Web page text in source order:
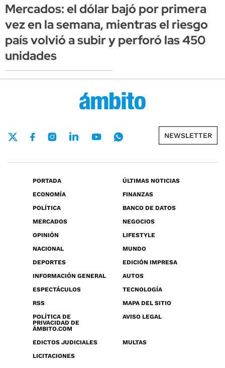
Mercados: el dólar bajó por primera
vez en la semana, mientras el riesgo
país volvió a subir y perforó las 450
unidades
NEWSLETTER
PORTADA
ÚLTIMAS NOTICIAS
ECONOMÍA
FINANZAS
POLÍTICA
BANCO DE DATOS
MERCADOS
NEGOCIOS
OPINIÓN
LIFESTYLE
NACIONAL
MUNDO
DEPORTES
EDICIÓN IMPRESA
INFORMACIÓN GENERAL
AUTOS
ESPECTÁCULOS
TECNOLOGÍA
RSS
MAPA DEL SITIO
POLÍTICA DE
PRIVACIDAD DE
ÁMBITO.COM
AVISO LEGAL
EDICTOS JUDICIALES
MULTAS
LICITACIONES